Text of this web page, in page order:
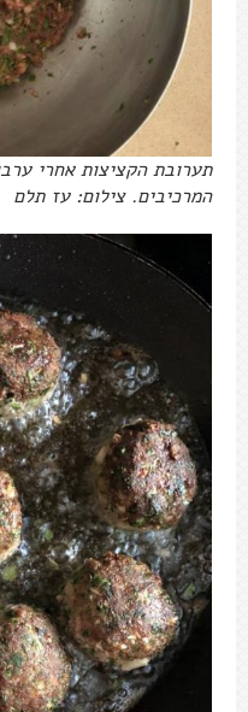
תערובת הקציצות אחרי
המרכיבים. צילום: עז תלם